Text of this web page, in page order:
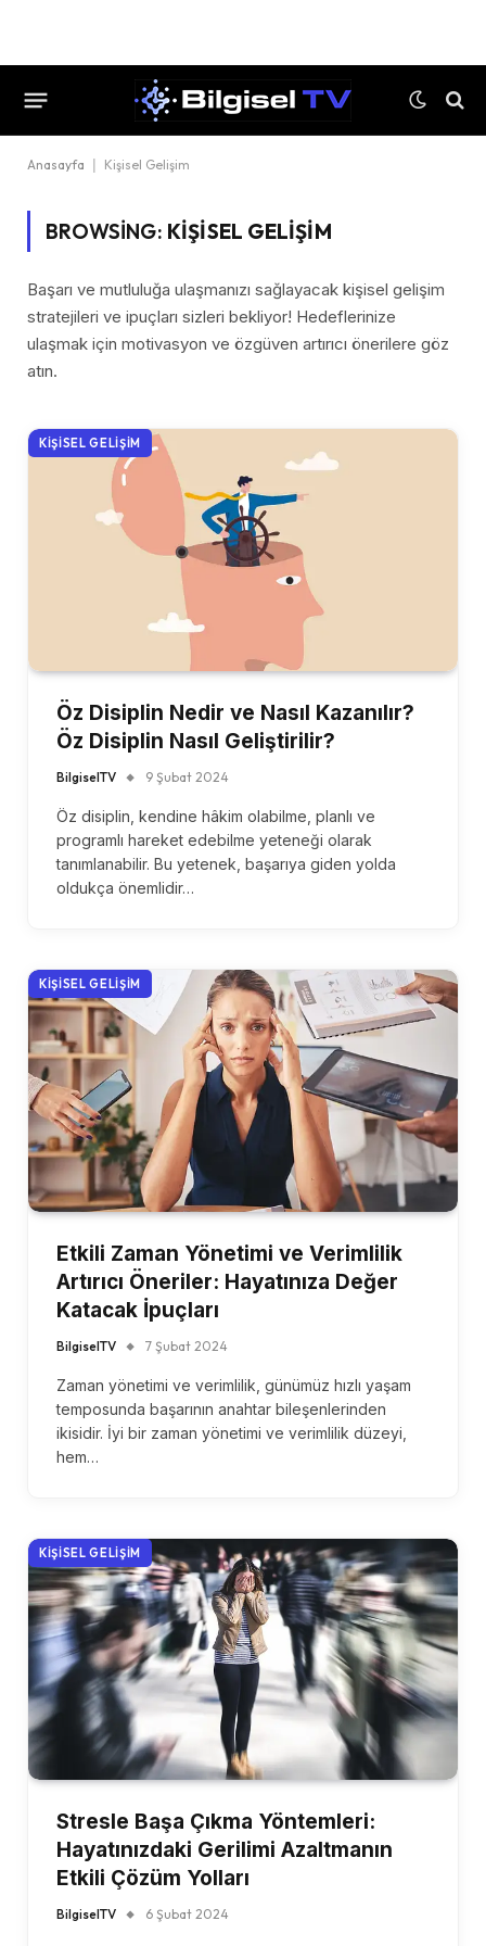
Anasayfa Kişisel Gelişim
BROWSING: KIŞISEL GELIŞIM
Başarı ve mutluluğa ulaşmanızı sağlayacak kişisel gelişim
stratejileri ve ipuçları sizleri bekliyor! Hedeflerinize
ulaşmak için motivasyon ve özgüven artırıcı önerilere göz
atın.
KIŞISEL GELIŞIM
Öz Disiplin Nedir ve Nasıl Kazanılır?
Öz Disiplin Nasıl Geliştirilir?
BilgiselTV 9 Şubat 2024
Öz disiplin, kendine hâkim olabilme, planlı ve
programlı hareket edebilme yeteneği olarak
tanımlanabilir. Bu yetenek, başarıya giden yolda
oldukça önemlidir…
KIŞISEL GELIŞIM
Etkili Zaman Yönetimi ve Verimlilik
Artırıcı Öneriler: Hayatınıza Değer
Katacak İpuçları
BilgiselTV 7 Şubat 2024
Zaman yönetimi ve verimlilik, günümüz hızlı yaşam
temposunda başarının anahtar bileşenlerinden
ikisidir. İyi bir zaman yönetimi ve verimlilik düzeyi,
hem…
KIŞISEL GELIŞIM
Stresle Başa Çıkma Yöntemleri:
Hayatınızdaki Gerilimi Azaltmanın
Etkili Çözüm Yolları
BilgiselTV 6 Şubat 2024